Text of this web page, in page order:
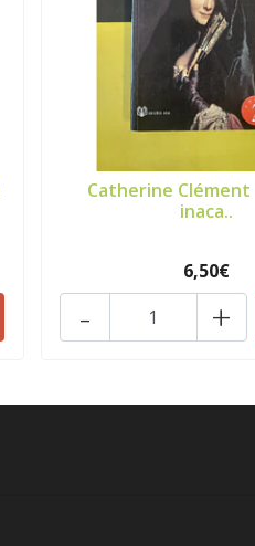
Catherine Clément
inaca..
6,50€
+
-